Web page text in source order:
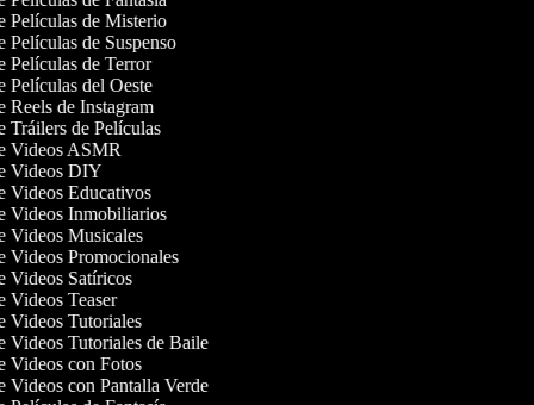
Películas de Misterio
Películas de Suspenso
Películas de Terror
Películas del Oeste
Reels de Instagram
Tráilers de Películas
Videos ASMR
Videos DIY
Videos Educativos
Videos Inmobiliarios
Videos Musicales
Videos Promocionales
Videos Satíricos
Videos Teaser
Videos Tutoriales
Videos Tutoriales de Baile
Videos con Fotos
Videos con Pantalla Verde